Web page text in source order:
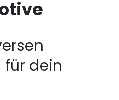
für dein